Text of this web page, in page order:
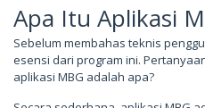
Apa Itu Aplikasi
Sebelum membahas teknis
esensi dari program ini.
aplikasi MBG adalah apa?